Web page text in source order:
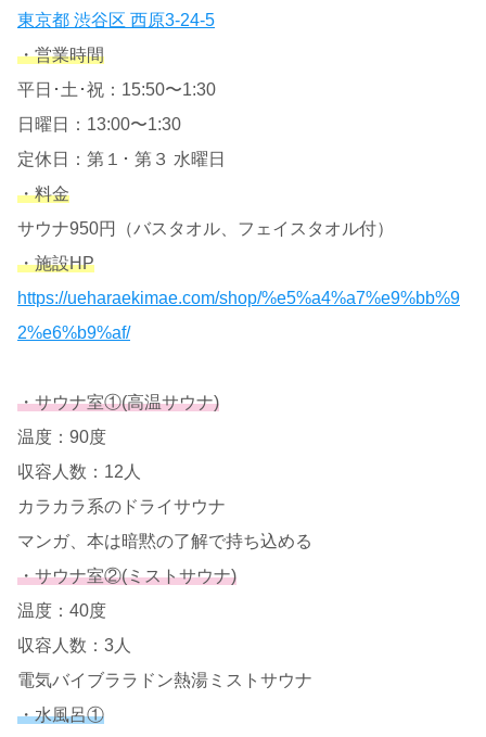
東京都 渋谷区 西原3-24-5
・営業時間
平日･土･祝：15:50〜1:30
日曜日：13:00〜1:30
定休日：第１･ 第３ 水曜日
・料金
サウナ950円（バスタオル、フェイスタオル付）
・施設HP
https://ueharaekimae.com/shop/%e5%a4%a7%e9%bb%9
2%e6%b9%af/
・サウナ室①(高温サウナ)
温度：90度
収容人数：12人
カラカラ系のドライサウナ
マンガ、本は暗黙の了解で持ち込める
・サウナ室②(ミストサウナ)
温度：40度
収容人数：3人
電気バイブララドン熱湯ミストサウナ
・水風呂①